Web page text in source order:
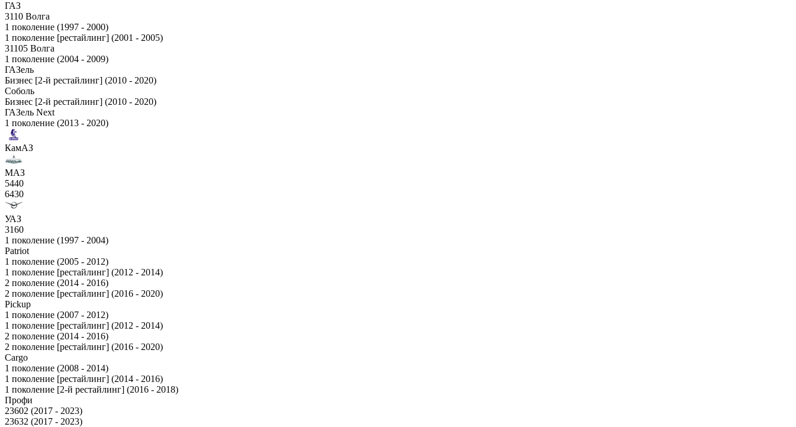
ГАЗ
3110 Волга
1 поколение (1997 - 2000)
1 поколение [рестайлинг] (2001 - 2005)
31105 Волга
1 поколение (2004 - 2009)
ГАЗель
Бизнес [2-й рестайлинг] (2010 - 2020)
Соболь
Бизнес [2-й рестайлинг] (2010 - 2020)
ГАЗель Next
1 поколение (2013 - 2020)
КамАЗ
МАЗ
5440
6430
УАЗ
3160
1 поколение (1997 - 2004)
Patriot
1 поколение (2005 - 2012)
1 поколение [рестайлинг] (2012 - 2014)
2 поколение (2014 - 2016)
2 поколение [рестайлинг] (2016 - 2020)
Pickup
1 поколение (2007 - 2012)
1 поколение [рестайлинг] (2012 - 2014)
2 поколение (2014 - 2016)
2 поколение [рестайлинг] (2016 - 2020)
Cargo
1 поколение (2008 - 2014)
1 поколение [рестайлинг] (2014 - 2016)
1 поколение [2-й рестайлинг] (2016 - 2018)
Профи
23602 (2017 - 2023)
23632 (2017 - 2023)